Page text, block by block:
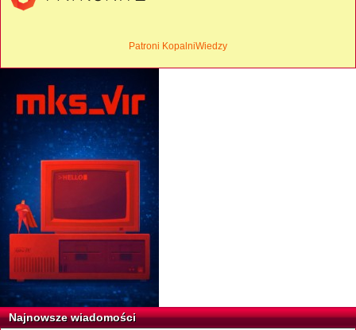
Patroni KopalniWiedzy
Najnowsze wiadomości